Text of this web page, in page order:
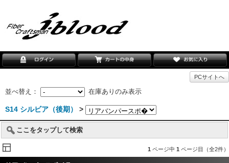
PCサイトへ
並べ替え： 在庫ありのみ表示
S14 シルビア（後期） >
ここをタップして検索
1 ページ中 1 ページ目（全2件）